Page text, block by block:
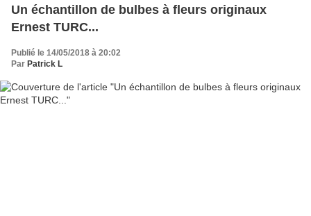
Un échantillon de bulbes à fleurs originaux
Ernest TURC...
Publié le 14/05/2018 à 20:02
Par Patrick L